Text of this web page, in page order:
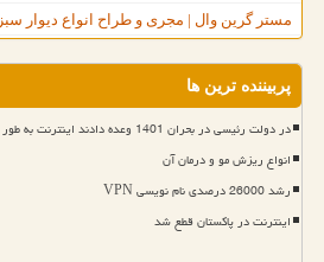
مستر گرین وال | مجری و طراح انواع دیوار سبز
پربیننده ترین ها
در دولت رئیسی در بحران 1401 وعده دادند اینترنت به طور موقت قطع می شود اما ماندگار شد
انواع ریزش مو و درمان آن
رشد 26000 درصدی نام نویسی VPN
اینترنت در پاکستان قطع شد